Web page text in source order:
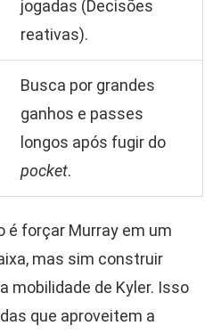
jogadas (Decisões
reativas).
Busca por grandes
ganhos e passes
longos após fugir do
pocket.
é forçar Murray em um
mas sim construir
mobilidade de Kyler. Isso
que aproveitem a